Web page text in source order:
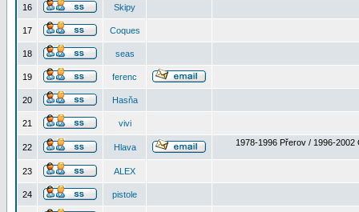
16 Skipy
17 Coques
18 seas
19 ferenc
20 Hasňa
21 vivi
22 Hlava 1978-1996 Přerov / 1996-2002
23 ALEX
24 pistole